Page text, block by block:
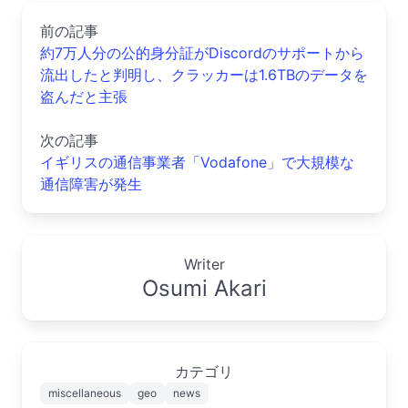
前の記事
約7万人分の公的身分証がDiscordのサポートから
流出したと判明し、クラッカーは1.6TBのデータを
盗んだと主張
次の記事
イギリスの通信事業者「Vodafone」で大規模な
通信障害が発生
Writer
Osumi Akari
カテゴリ
miscellaneous geo news